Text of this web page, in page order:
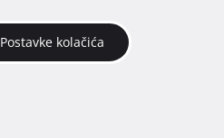
Postavke kolačića